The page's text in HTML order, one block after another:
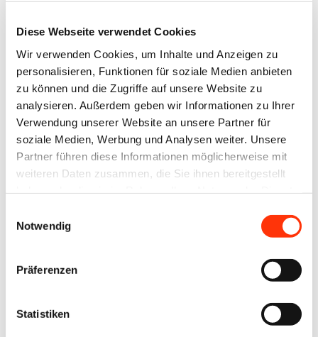
Diese Webseite verwendet Cookies
Wir verwenden Cookies, um Inhalte und Anzeigen zu
personalisieren, Funktionen für soziale Medien anbieten
zu können und die Zugriffe auf unsere Website zu
analysieren. Außerdem geben wir Informationen zu Ihrer
Verwendung unserer Website an unsere Partner für
soziale Medien, Werbung und Analysen weiter. Unsere
Partner führen diese Informationen möglicherweise mit
weiteren Daten zusammen, die Sie ihnen bereitgestellt
Notwendig
Präferenzen
Statistiken
Bildung ∙ Öffentlichkeitsarbeit ∙ Technik
willfahrt@vdmno.de
030 3022021
Jens Meyer
Geschäftsführer
j.meyer@vdm-beratung.de